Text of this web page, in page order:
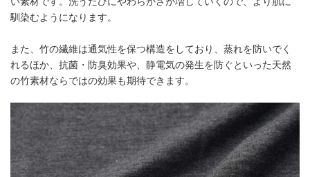
馴染むようになります。
また、竹の繊維は通気性を保つ構造をしており、蒸れを防いでく
れるほか、抗菌・防臭効果や、静電気の発生を防ぐといった天然
の竹素材ならではの効果も期待できます。